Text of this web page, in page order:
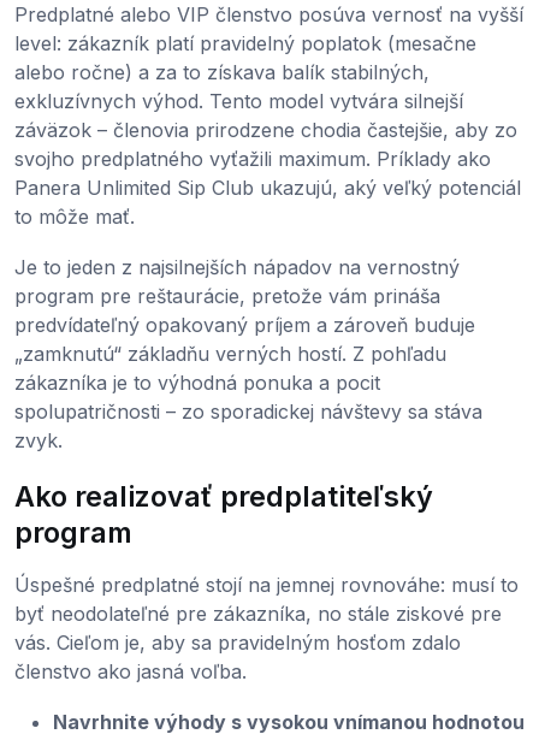
Predplatné alebo VIP členstvo posúva vernosť na vyšší
level: zákazník platí pravidelný poplatok (mesačne
alebo ročne) a za to získava balík stabilných,
exkluzívnych výhod. Tento model vytvára silnejší
záväzok – členovia prirodzene chodia častejšie, aby zo
svojho predplatného vyťažili maximum. Príklady ako
Panera Unlimited Sip Club ukazujú, aký veľký potenciál
to môže mať.
Je to jeden z najsilnejších nápadov na vernostný
program pre reštaurácie, pretože vám prináša
predvídateľný opakovaný príjem a zároveň buduje
„zamknutú“ základňu verných hostí. Z pohľadu
zákazníka je to výhodná ponuka a pocit
spolupatričnosti – zo sporadickej návštevy sa stáva
zvyk.
Ako realizovať predplatiteľský
program
Úspešné predplatné stojí na jemnej rovnováhe: musí to
byť neodolateľné pre zákazníka, no stále ziskové pre
vás. Cieľom je, aby sa pravidelným hosťom zdalo
členstvo ako jasná voľba.
Navrhnite výhody s vysokou vnímanou hodnotou